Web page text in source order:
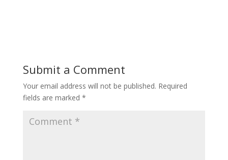
Submit a Comment
Your email address will not be published. Required
fields are marked *